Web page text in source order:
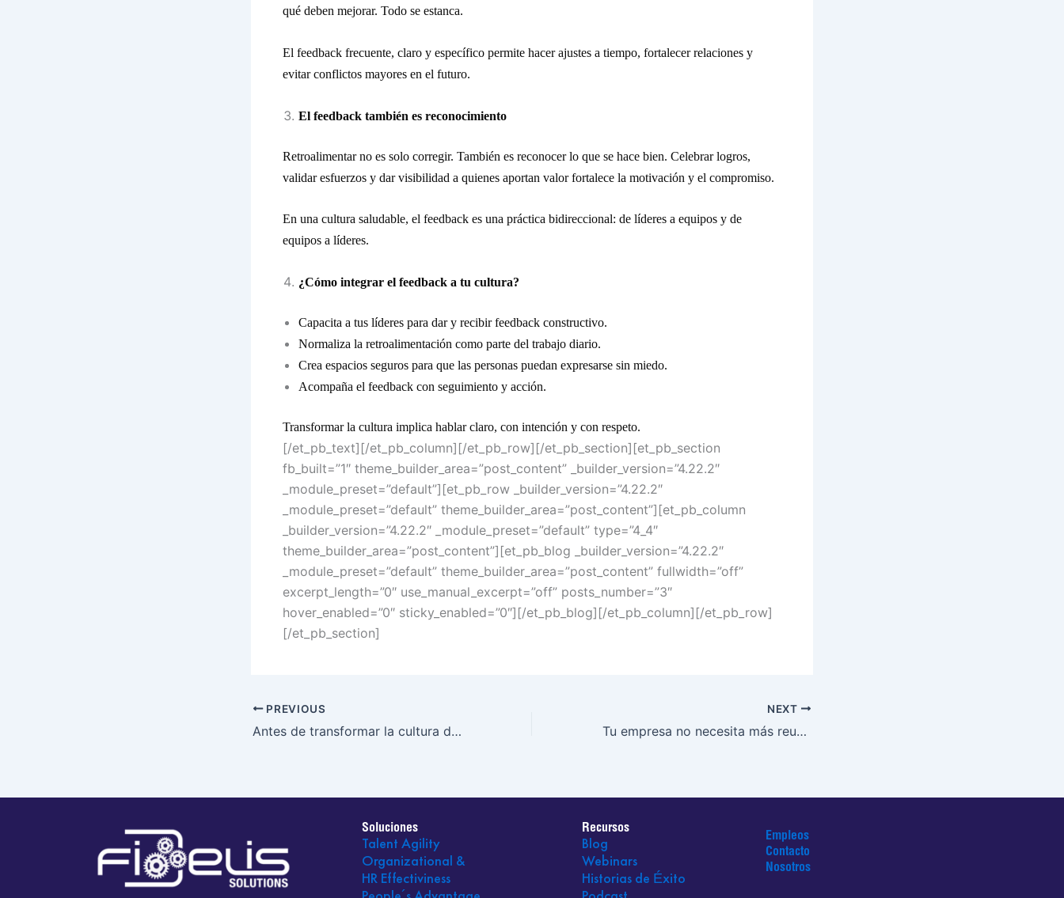
qué deben mejorar. Todo se estanca.
El feedback frecuente, claro y específico permite hacer ajustes a tiempo, fortalecer relaciones y
evitar conflictos mayores en el futuro.
El feedback también es reconocimiento
Retroalimentar no es solo corregir. También es reconocer lo que se hace bien. Celebrar logros,
validar esfuerzos y dar visibilidad a quienes aportan valor fortalece la motivación y el compromiso.
En una cultura saludable, el feedback es una práctica bidireccional: de líderes a equipos y de
equipos a líderes.
¿Cómo integrar el feedback a tu cultura?
Capacita a tus líderes para dar y recibir feedback constructivo.
Normaliza la retroalimentación como parte del trabajo diario.
Crea espacios seguros para que las personas puedan expresarse sin miedo.
Acompaña el feedback con seguimiento y acción.
Transformar la cultura implica hablar claro, con intención y con respeto.
[/et_pb_text][/et_pb_column][/et_pb_row][/et_pb_section][et_pb_section
fb_built=”1″ theme_builder_area=”post_content” _builder_version=”4.22.2″
_module_preset=”default”][et_pb_row _builder_version=”4.22.2″
_module_preset=”default” theme_builder_area=”post_content”][et_pb_column
_builder_version=”4.22.2″ _module_preset=”default” type=”4_4″
theme_builder_area=”post_content”][et_pb_blog _builder_version=”4.22.2″
_module_preset=”default” theme_builder_area=”post_content” fullwidth=”off”
excerpt_length=”0″ use_manual_excerpt=”off” posts_number=”3″
hover_enabled=”0″ sticky_enabled=”0″][/et_pb_blog][/et_pb_column][/et_pb_row]
[/et_pb_section]
PREVIOUS
Antes de transformar la cultura de tu empresa, lee esto
NEXT
Tu empresa no necesita más reuniones, necesita transformarse.
Soluciones
Talent Agility
Organizational &
HR Effectiviness
Recursos
Blog
Webinars
Historias de Éxito
Empleos
Contacto
Nosotros